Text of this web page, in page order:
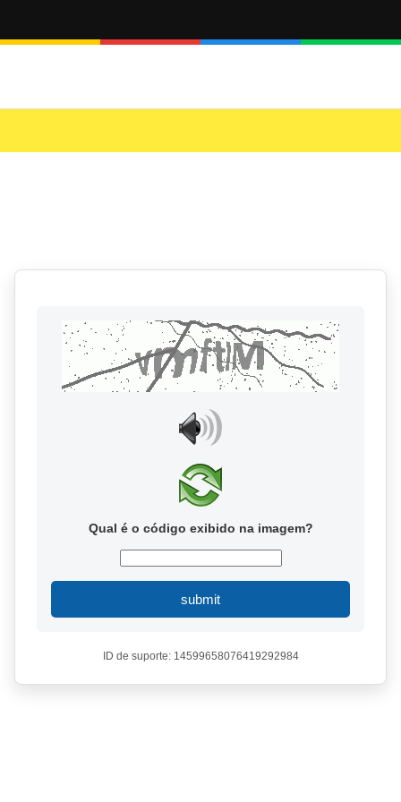
Qual é o código exibido na imagem?
submit
ID de suporte: 14599658076419292984